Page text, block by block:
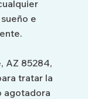
e
AZ 85284,
tratar la
agotadora